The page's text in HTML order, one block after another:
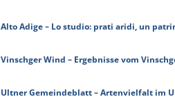
Alto Adige – Lo studio: prati aridi, un
Vinschger Wind – Ergebnisse vom
Ultner Gemeindeblatt – Artenvielfalt im